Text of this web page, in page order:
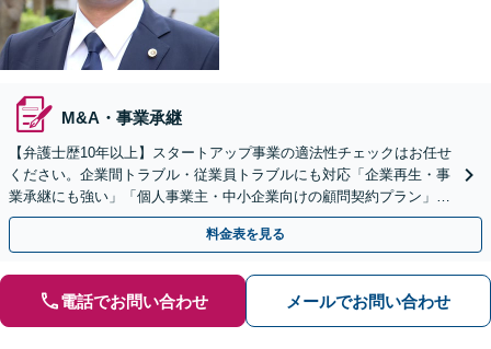
M&A・事業承継
【弁護士歴10年以上】スタートアップ事業の適法性チェックはお任せ
ください。企業間トラブル・従業員トラブルにも対応「企業再生・事
業承継にも強い」「個人事業主・中小企業向けの顧問契約プラン」
【休日・夜間対応】【Web相談可】
料金表を見る
電話でお問い合わせ メールでお問い合わせ